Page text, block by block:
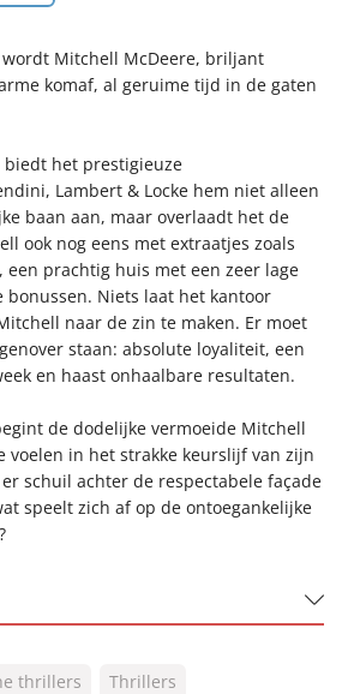
Mitchell McDeere, briljant
komaf, al geruime tijd in de gaten
het prestigieuze
Lambert & Locke hem niet alleen
baan aan, maar overlaadt het de
ook nog eens met extraatjes zoals
een prachtig huis met een zeer lage
bonussen. Niets laat het kantoor
naar de zin te maken. Er moet
staan: absolute loyaliteit, een
en haast onhaalbare resultaten.
de dodelijke vermoeide Mitchell
voelen in het strakke keurslijf van zijn
schuil achter de respectabele façade
speelt zich af op de ontoegankelijke
thrillers
Thrillers